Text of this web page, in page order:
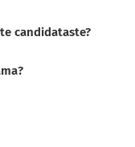
candidataste?